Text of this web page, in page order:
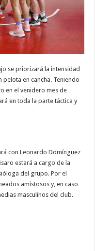
se priorizará la intensidad
en cancha. Teniendo
en el venidero mes de
en toda la parte táctica y
con Leonardo Domínguez
estará a cargo de la
del grupo. Por el
amistosos y, en caso
masculinos del club.